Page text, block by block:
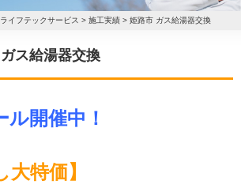
イフテックサービス > 施工実績 > 姫路市 ガス給湯器交換
ス給湯器交換
開催中！
大特価】